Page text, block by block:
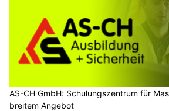
AS-CH GmbH: Schulungszentrum für
breitem Angebot